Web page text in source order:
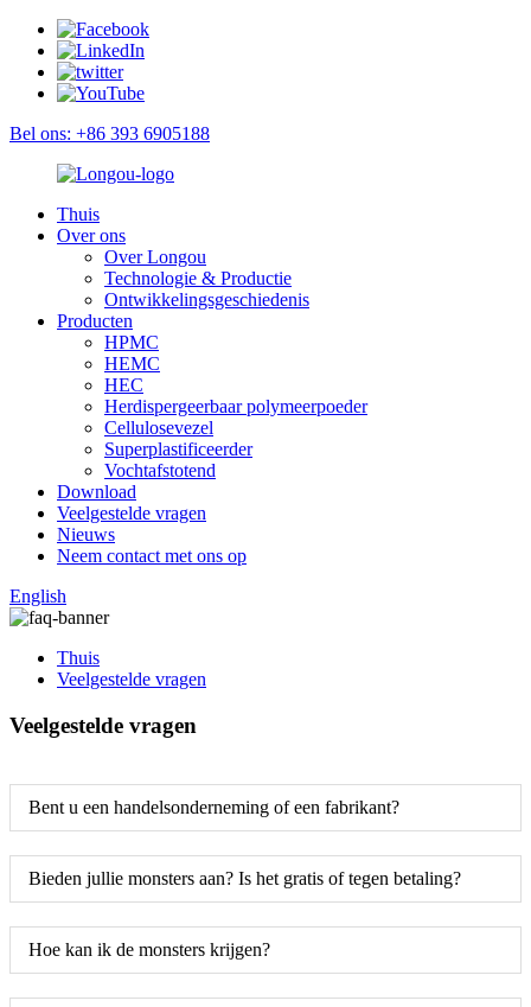
Bel ons: +86 393 6905188
Thuis
Over ons
Over Longou
Technologie & Productie
Ontwikkelingsgeschiedenis
Producten
HPMC
HEMC
HEC
Herdispergeerbaar polymeerpoeder
Cellulosevezel
Superplastificeerder
Vochtafstotend
Download
Veelgestelde vragen
Nieuws
Neem contact met ons op
English
Thuis
Veelgestelde vragen
Veelgestelde vragen
Bent u een handelsonderneming of een fabrikant?
Bieden jullie monsters aan? Is het gratis of tegen betaling?
Hoe kan ik de monsters krijgen?